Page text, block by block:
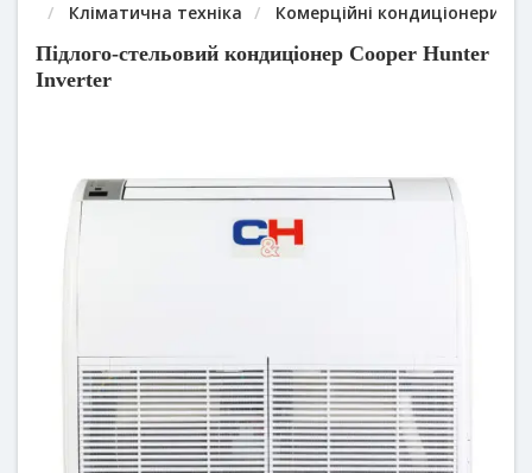
Кліматична техніка Комерційні кондиціонери
Підлого-стельовий кондиціонер Cooper Hunter
Inverter